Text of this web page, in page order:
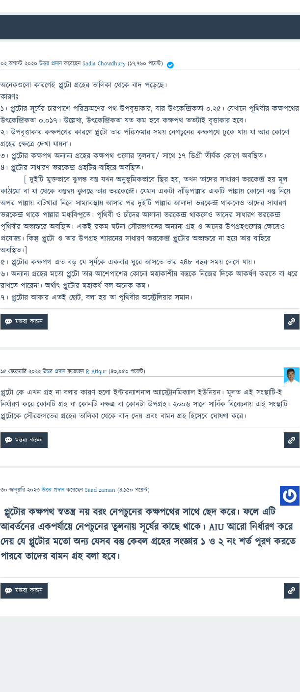
02 অগাস্ট 2020 উত্তর প্রদান করেছেনSadia Chowdhury (17,760 পয়েন্ট)
অনেকগুলো কারণেই প্লুটো গ্রহের তালিকা থেকে বাদ পড়েছে।
কারণঃ
১। প্লুটোর সূর্যের চারপাশে পরিক্রমণের পথ উপবৃত্তাকার, যার উৎকেন্দ্রিকতা ০.২৫। যেখানে পৃথিবীর কক্ষপথের
উৎকেন্দ্রিকতা ০.০১৭। উল্লেখ্য, উৎকেন্দ্রিকতা যত কম হবে কক্ষপথ ততটাই বৃত্তাকার হবে।
২। উপবৃত্তাকার কক্ষপথের কারণে প্লুটো তার পরিক্রমার সময় নেপচুনের কক্ষপথে ঢুকে যায় যা আর কোনো
গ্রহের ক্ষেত্রে দেখা যায়না।
৩। প্লুটোর কক্ষপথ অন্যান্য গ্রহের কক্ষপথ গুলোর তুলনায়/ সাথে ১৭ ডিগ্রী তীর্যক কোণে অবস্থিত।
৪। প্লুটোর সাধারণ ভরকেন্দ্র গ্রহটির বাহিরে অবস্থিত।
[ দুইটি মুক্তভাবে ঝুলন্ত বস্তু যখন অনুভূমিকভাবে স্থির হয়, তখন তাদের সাধারণ ভরকেন্দ্র হয় মূল
কাঠামো বা যা থেকে বস্তুদ্বয় ঝুলছে তার ভরকেন্দ্রে। যেমন একটা দাঁড়িপাল্লার একটি পাল্লায় কোনো বস্তু নিয়ে
অপর পাল্লায় বাটখারা নিলে সাম্যাবস্থায় আসার পর দুইটি পাল্লার আলাদা ভরকেন্দ্র থাকলেও তাদের সাধারণ
ভরকেন্দ্র থাকে পাল্লার মধ্যবিন্দুতে। পৃথিবী ও চাঁদের আলাদা ভরকেন্দ্র থাকলেও তাদের সাধারণ ভরকেন্দ্র
পৃথিবীর অভ্যন্তরে অবস্থিত। একই রকম ঘটনা সৌরজগতের অন্যান্য গ্রহ ও তাদের উপগ্রহগুলোর ক্ষেত্রেও
প্রযোজ্য। কিন্তু প্লুটো ও তার উপগ্রহ শ্যারনের সাধারণ ভরকেন্দ্র প্লুটোর অভ্যন্তরে না হয়ে তার বাহিরে
অবস্থিত।]
৫। প্লুটোর কক্ষপথ এত বড় যে সূর্যকে একবার ঘুরে আসতে তার ২৪৮ বছর সময় লেগে যায়।
৬। অন্যান্য গ্রহের মতো প্লুটো তার আশেপাশের কোনো মহাকাশীয় বস্তুকে নিজের দিকে আকর্ষণ করতে বা ধরে
রাখতে পারেনা। অর্থাৎ প্লুটোর মহাকর্ষ বল অনেক কম।
৭। প্লুটোর আকার এতই ছোট, বলা হয় তা পৃথিবীর অস্ট্রেলিয়ার সমান।
15 ফেব্রুয়ারি 2022 উত্তর প্রদান করেছেনR Atiqur (43,950 পয়েন্ট)
প্লুটো কে এখন গ্রহ না বলার কারণ হলো ইন্টারন্যাশনাল অ্যাস্ট্রোনমিক্যাল ইউনিয়ন। মূলত এই সংস্থাটি-ই
নির্ধারণ করে কোনটি গ্রহ বা কোনটি নক্ষত্র বা কোনটা উপগ্রহ। ২০০৬ সালে সার্বিক বিবেচনায় এই সংস্থাটি
প্লুটোকে সৌরজগতের গ্রহের তালিকা থেকে বাদ দেয় এবং বামন গ্রহ হিসেবে ঘোষণা করে।
30 জানুয়ারি 2023 উত্তর প্রদান করেছেনSaad zaman (4,150 পয়েন্ট)
প্লুটোরকক্ষপথ স্বতন্ত্র নয় বরং নেপচুনের কক্ষপথের সাথে ছেদ করে। ফলে এটি
আবর্তনের একপর্যায়ে নেপচুনের তুলনায় সূর্যের কাছে থাকে। AIU আরো নির্ধারণ করে
দেয় যেপ্লুটোরমতো অন্য যেসব বস্তু কেবল গ্রহের সংজ্ঞার ১ ও ২ নং শর্ত পূরণ করতে
পারবে তাদের বামন গ্রহ বলা হবে।